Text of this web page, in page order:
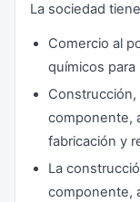
La sociedad
Comercio al
químicos para
componente,
fabricación y
La
componente,